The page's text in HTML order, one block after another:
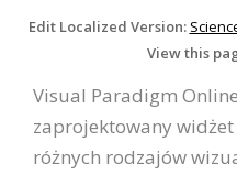
Edit Localized Version:
View this
Visual Paradigm
zaprojektowany
różnych rodzajów